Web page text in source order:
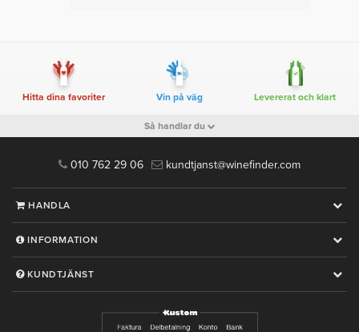
Hitta dina favoriter Vin på väg Levererat och klart
Så handlar du
010 762 29 06 kundtjanst@winefinder.com
HANDLA
INFORMATION
KUNDTJÄNST